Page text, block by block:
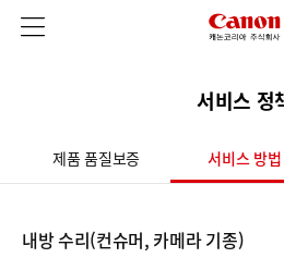
서비스 정
제품 품질보증 서비스 방법
내방 수리(컨슈머, 카메라 기종)